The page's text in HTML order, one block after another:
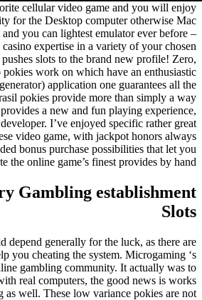
cellular video game and you will enjoy
for the Desktop computer otherwise Mac
you can lightest emulator ever before –
expertise in a variety of your chosen
slots to the brand new profile! Zero,
work on which have an enthusiastic
application one guarantees all the
pokies provide more than simply a way
a new and fun playing experience,
I’ve enjoyed specific rather great
video game, with jackpot honors always
bonus purchase possibilities that let you
the online game’s finest provides by hand.
Gambling establishment
Slots
depend generally for the luck, as there are
you cheating the system. Microgaming ‘s
gambling community. It actually was to
real computers, the good news is works
well. These low variance pokies are not